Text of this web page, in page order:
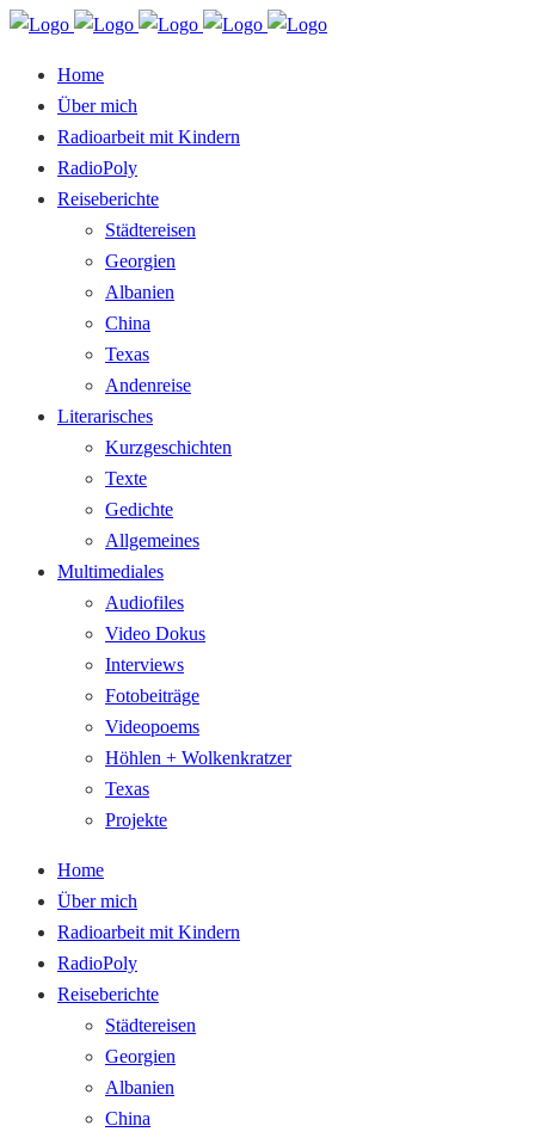
Home
Über mich
Radioarbeit mit Kindern
RadioPoly
Reiseberichte
Städtereisen
Georgien
Albanien
China
Texas
Andenreise
Literarisches
Kurzgeschichten
Texte
Gedichte
Allgemeines
Multimediales
Audiofiles
Video Dokus
Interviews
Fotobeiträge
Videopoems
Höhlen + Wolkenkratzer
Texas
Projekte
Home
Über mich
Radioarbeit mit Kindern
RadioPoly
Reiseberichte
Städtereisen
Georgien
Albanien
China